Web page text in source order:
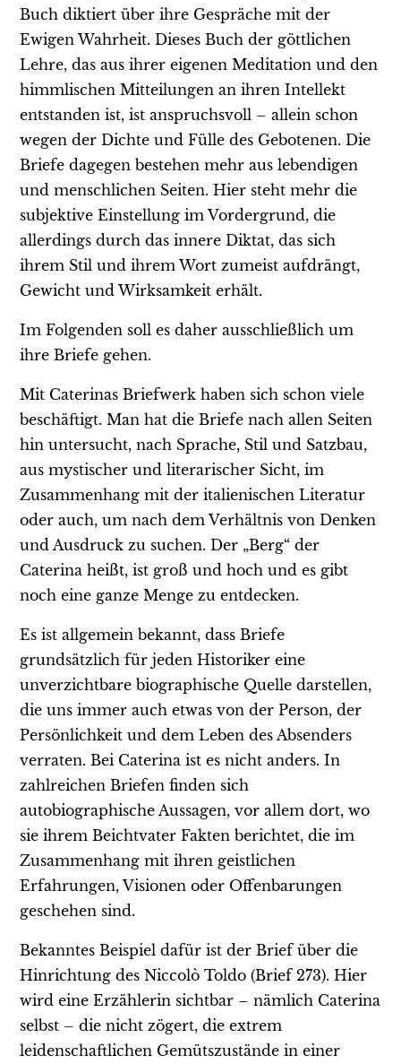
Buch diktiert über ihre Gespräche mit der
Ewigen Wahrheit. Dieses Buch der göttlichen
Lehre, das aus ihrer eigenen Meditation und den
himmlischen Mitteilungen an ihren Intellekt
entstanden ist, ist anspruchsvoll – allein schon
wegen der Dichte und Fülle des Gebotenen. Die
Briefe dagegen bestehen mehr aus lebendigen
und menschlichen Seiten. Hier steht mehr die
subjektive Einstellung im Vordergrund, die
allerdings durch das innere Diktat, das sich
ihrem Stil und ihrem Wort zumeist aufdrängt,
Gewicht und Wirksamkeit erhält.
Im Folgenden soll es daher ausschließlich um
ihre Briefe gehen.
Mit Caterinas Briefwerk haben sich schon viele
beschäftigt. Man hat die Briefe nach allen Seiten
hin untersucht, nach Sprache, Stil und Satzbau,
aus mystischer und literarischer Sicht, im
Zusammenhang mit der italienischen Literatur
oder auch, um nach dem Verhältnis von Denken
und Ausdruck zu suchen. Der „Berg“ der
Caterina heißt, ist groß und hoch und es gibt
noch eine ganze Menge zu entdecken.
Es ist allgemein bekannt, dass Briefe
grundsätzlich für jeden Historiker eine
unverzichtbare biographische Quelle darstellen,
die uns immer auch etwas von der Person, der
Persönlichkeit und dem Leben des Absenders
verraten. Bei Caterina ist es nicht anders. In
zahlreichen Briefen finden sich
autobiographische Aussagen, vor allem dort, wo
sie ihrem Beichtvater Fakten berichtet, die im
Zusammenhang mit ihren geistlichen
Erfahrungen, Visionen oder Offenbarungen
geschehen sind.
Bekanntes Beispiel dafür ist der Brief über die
Hinrichtung des Niccolò Toldo (Brief 273). Hier
wird eine Erzählerin sichtbar – nämlich Caterina
selbst – die nicht zögert, die extrem
leidenschaftlichen Gemütszustände in einer